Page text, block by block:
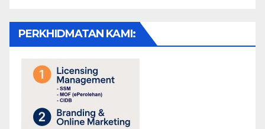
PERKHIDMATAN KAMI: